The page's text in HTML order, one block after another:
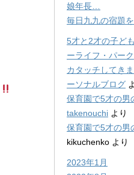
娘年長…
毎日九九の宿題
5才と2才の子ど
ーライフ・パーク
カタッチしてき
ーソナルブログ
保育園で5才の男
takenouchi より
保育園で5才の男
kikuchenko より
2023年1月